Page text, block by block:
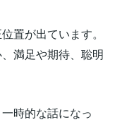
置が出ています。
満足や期待、聡明
時的な話になっ